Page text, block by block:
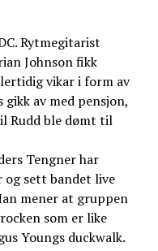
Rytmegitarist
Johnson fikk
vikar i form av
av med pensjon,
Rudd ble dømt til
Tengner har
sett bandet live
mener at gruppen
som er like
Youngs duckwalk.